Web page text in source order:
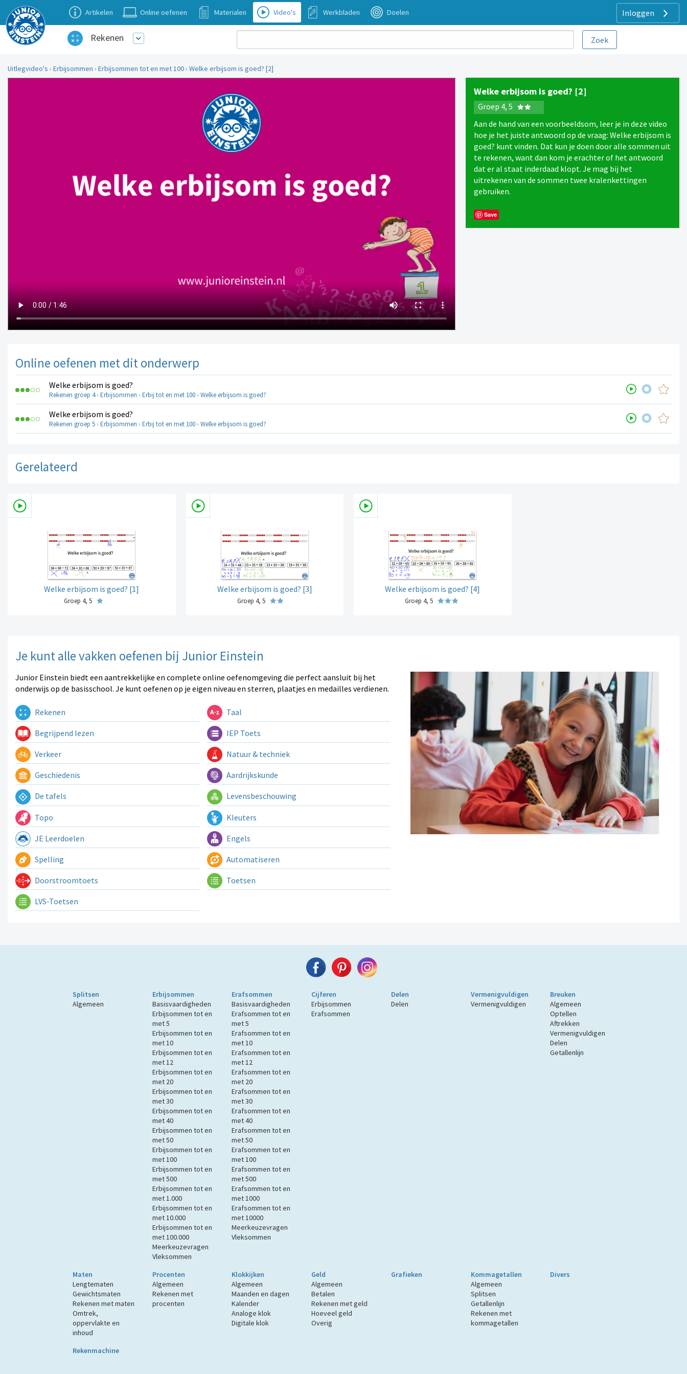
Inloggen
Artikelen Online oefenen Materialen Video's Werkbladen Doelen
Rekenen
Uitlegvideo's › Erbijsommen › Erbijsommen tot en met 100 › Welke erbijsom is goed? [2]
Welke erbijsom is goed? [2]
Groep 4, 5
Aan de hand van een voorbeeldsom, leer je in deze video
hoe je het juiste antwoord op de vraag: Welke erbijsom is
goed? kunt vinden. Dat kun je doen door alle sommen uit
te rekenen, want dan kom je erachter of het antwoord
dat er al staat inderdaad klopt. Je mag bij het
uitrekenen van de sommen twee kralenkettingen
gebruiken.
Save
Online oefenen met dit onderwerp
Welke erbijsom is goed?
Rekenen groep 4› Erbijsommen › Erbij tot en met 100 › Welke erbijsom is goed?
Welke erbijsom is goed?
Rekenen groep 5 › Erbijsommen › Erbij tot en met 100 › Welke erbijsom is goed?
Gerelateerd
Welke erbijsom is goed? [1]
Groep 4, 5
Welke erbijsom is goed? [3]
Groep 4, 5
Welke erbijsom is goed? [4]
Groep 4, 5
Je kunt alle vakken oefenen bij Junior Einstein
Junior Einstein biedt een aantrekkelijke en complete online oefenomgeving die perfect aansluit bij het
onderwijs op de basisschool. Je kunt oefenen op je eigen niveau en sterren, plaatjes en medailles verdienen.
Rekenen Taal
Begrijpend lezen IEP Toets
Verkeer Natuur & techniek
Geschiedenis Aardrijkskunde
De tafels Levensbeschouwing
Topo Kleuters
JE Leerdoelen Engels
Spelling Automatiseren
Doorstroomtoets Toetsen
LVS-Toetsen
Splitsen
Algemeen
Erbijsommen
Basisvaardigheden
Erbijsommen tot en
met 5
Erbijsommen tot en
met 10
Erbijsommen tot en
met 12
Erbijsommen tot en
met 20
Erbijsommen tot en
met 30
Erbijsommen tot en
met 40
Erbijsommen tot en
met 50
Erbijsommen tot en
met 100
Erbijsommen tot en
met 500
Erbijsommen tot en
met 1.000
Erbijsommen tot en
met 10.000
Erbijsommen tot en
met 100.000
Meerkeuzevragen
Vleksommen
Erafsommen
Basisvaardigheden
Erafsommen tot en
met 5
Erafsommen tot en
met 10
Erafsommen tot en
met 12
Erafsommen tot en
met 20
Erafsommen tot en
met 30
Erafsommen tot en
met 40
Erafsommen tot en
met 50
Erafsommen tot en
met 100
Erafsommen tot en
met 500
Erafsommen tot en
met 1000
Erafsommen tot en
met 10000
Meerkeuzevragen
Vleksommen
Cijferen
Erbijsommen
Erafsommen
Delen
Delen
Vermenigvuldigen
Vermenigvuldigen
Breuken
Algemeen
Optellen
Aftrekken
Vermenigvuldigen
Delen
Getallenlijn
Maten
Lengtematen
Gewichtsmaten
Rekenen met maten
Omtrek,
oppervlakte en
inhoud
Procenten
Algemeen
Rekenen met
procenten
Klokkijken
Algemeen
Maanden en dagen
Kalender
Analoge klok
Digitale klok
Geld
Algemeen
Betalen
Rekenen met geld
Hoeveel geld
Overig
Grafieken
Kommagetallen
Algemeen
Splitsen
Getallenlijn
Rekenen met
kommagetallen
Divers
Rekenmachine